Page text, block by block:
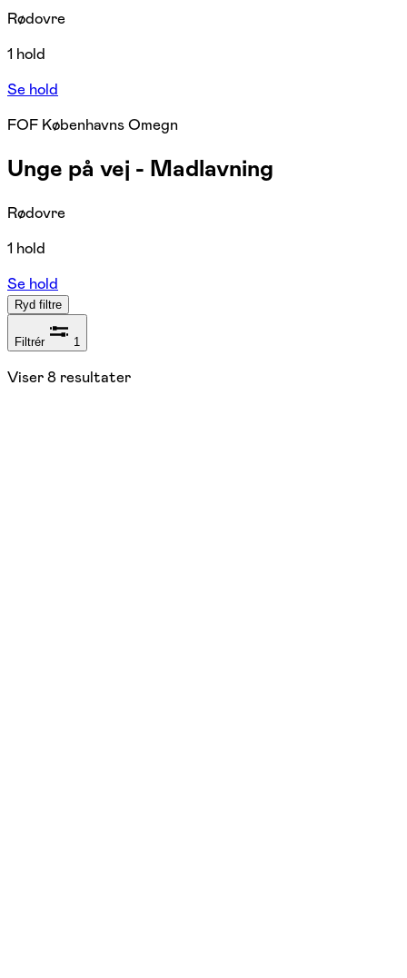
Rødovre
1 hold
Se hold
FOF Københavns Omegn
Unge på vej - Madlavning
Rødovre
1 hold
Se hold
Ryd filtre
Filtrér 1
Viser8 resultater